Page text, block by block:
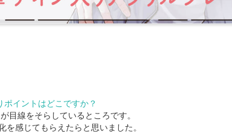
イントはどこですか？
目線をそらしているところです。
感じてもらえたらと思いました。